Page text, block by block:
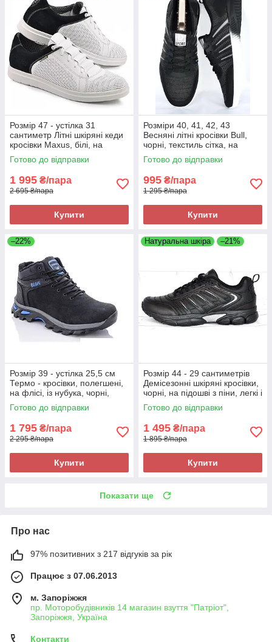
Розмір 47 - устілка 31
сантиметр Літні шкіряні кеди
кросівки Maxus, білі, на
підошві з піни, легкі та зручні
Готово до відправки
1 995 ₴/пара
2 695 ₴/пара
Купити
Розміри 40, 41, 42, 43
Весняні літні кросівки Bull,
чорні, текстиль сітка, на
підошві з піни, легкі та зручні
Готово до відправки
995 ₴/пара
1 295 ₴/пара
Купити
–22%
Розмір 39 - устілка 25,5 см
Термо - кросівки, полегшені,
на флісі, із нубука, чорні,
повнорозмірні
Готово до відправки
1 795 ₴/пара
2 295 ₴/пара
Купити
Натуральна шкіра –21%
Розмір 44 - 29 сантиметрів
Демісезонні шкіряні кросівки,
чорні, на підошві з піни, легкі і
зручні Restime 20189
Готово до відправки
1 495 ₴/пара
1 895 ₴/пара
Купити
Показати ще
Про нас
97% позитивних з 217 відгуків за рік
Працює з 07.06.2013
м. Запоріжжя
пр. Моторобудівників 14 магазин взуття "Патріот",
Запоріжжя, Україна
Контакти